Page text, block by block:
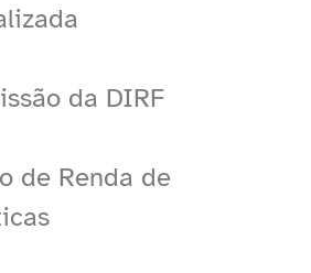
da DIRF
de Renda de